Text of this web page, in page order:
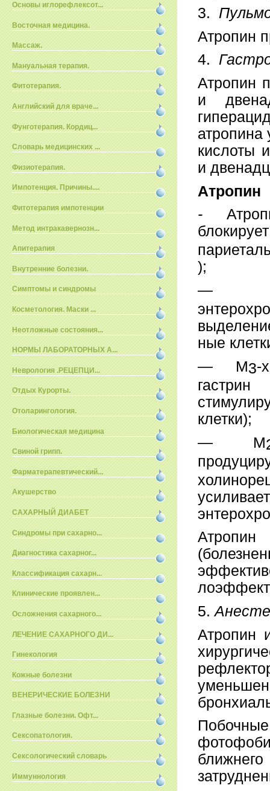
Основы иглорефлексот...
Восточная медицина.
Массаж.
Мануальная терапия.
Фитотерапия.
Английский для враче...
Фунготерапия. Кордиц...
Словарь медицинских ...
Физиотерапия.
Импотенция. Причины....
Фитотерапия импотенции
Метод интракавернозн...
Апитерапия
Внутренние болезни.
Симптомы и синдромы
Косметология. Маски ...
Неотложные состояния...
НОРМЫ ЛАБОРАТОРНЫХ А...
Неврология .РЕЦЕПЦИ...
Отдых Курорты.
Отоларингология.
Биологическая медицина
Свиной грипп.
Фарматерапевтический...
Акушерство
САХАРНЫЙ ДИАБЕТ
Синдромы при сахарно...
Диагностика сахарног...
Классификация сахарн...
Клинические проявлен...
Осложнения сахарного...
ЛЕЧЕНИЕ САХАРНОГО ДИ...
Гинекология
Кожные болезни
ВЕНЕРИЧЕСКИЕ БОЛЕЗНИ
Глазные болезни. Офт...
Сексопатология.
Сексологический словарь
Иммуннология
3.
Атропин
4.
Атропин
и
атропина
кислоты
и
Атропин
-
);
—
ные
—
М3-
клетки);
—
М
5.
Атропин